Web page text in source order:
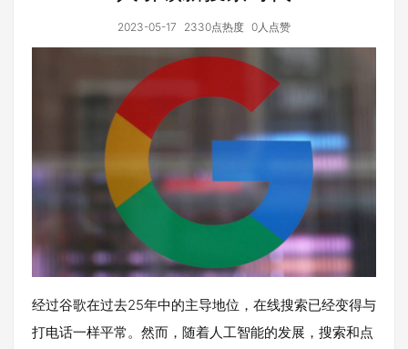
2023-05-17 2330点热度 0人点赞
经过谷歌在过去25年中的主导地位，在线搜索已经变得与
打电话一样平常。然而，随着人工智能的发展，搜索和点